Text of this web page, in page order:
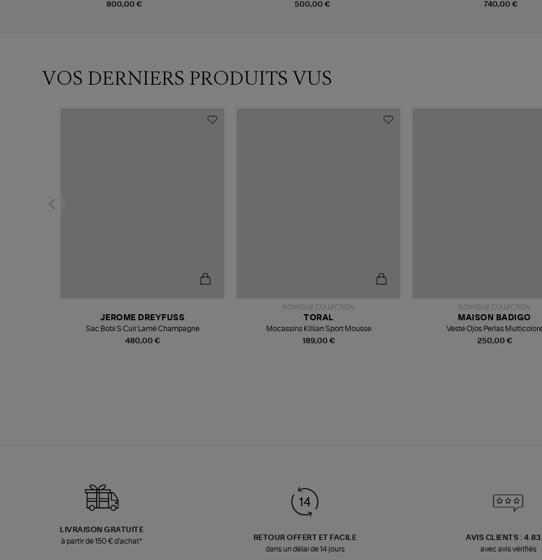
800,00 €
500,00 €
740,00 €
VOS DERNIERS PRODUITS VUS
480,00 €
JEROME DREYFUSS
Sac Bobi S Cuir Lamé Champagne
NOUVELLE COLLECTION
189,00 €
TORAL
Mocassins Killian Sport Mousse
NOUVELLE COLLECTION
250,00 €
MAISON BADIGO
Veste Ojos Perlas
LIVRAISON GRATUITE
à partir de 150 € d'achat*
RETOUR OFFERT ET FACILE
dans un délai de 14 jours
AVIS CLIENTS :
avec avis vérifiés